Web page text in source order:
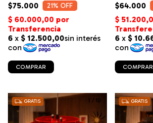
$75.000 21% OFF
COMPRAR
$64.000
COMPRAR
1 / 10
GRATIS GRATIS